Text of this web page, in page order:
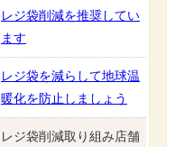
レジ袋削減を推奨してい
ます
レジ袋を減らして地球温
暖化を防止しましょう
レジ袋削減取り組み店舗